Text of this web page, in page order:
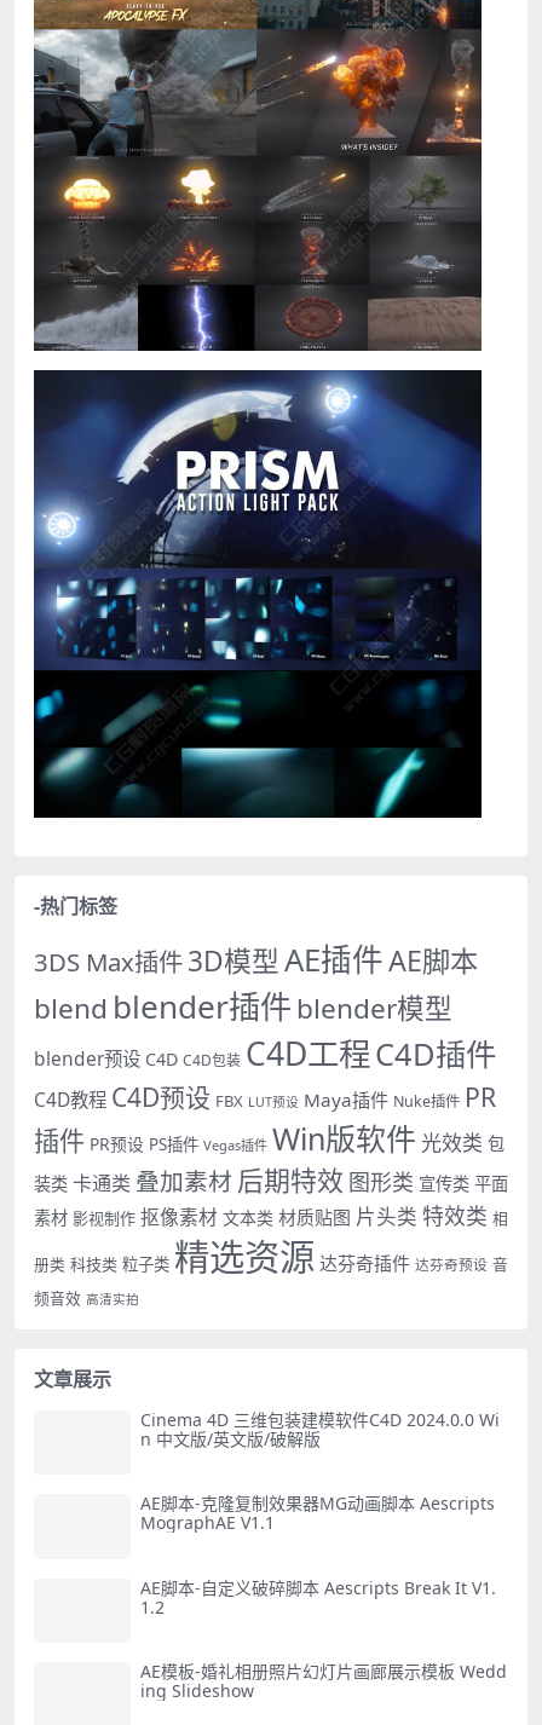
-热门标签
3DS Max插件3D模型AE插件AE脚本
blend blender插件 blender模型
blender预设 C4D C4D包装 C4D工程C4D插件
C4D教程 C4D预设 FBX LUT预设 Maya插件 Nuke插件 PR
插件 PR预设 PS插件 Vegas插件 Win版软件 光效类 包
装类 卡通类 叠加素材 后期特效 图形类 宣传类 平面
素材 影视制作 抠像素材 文本类 材质贴图 片头类 特效类 相
册类 科技类 粒子类 精选资源 达芬奇插件 达芬奇预设 音
频音效 高清实拍
文章展示
Cinema 4D 三维包装建模软件C4D 2024.0.0 Wi
n 中文版/英文版/破解版
AE脚本-克隆复制效果器MG动画脚本 Aescripts
MographAE V1.1
AE脚本-自定义破碎脚本 Aescripts Break It V1.
1.2
AE模板-婚礼相册照片幻灯片画廊展示模板 Wedd
ing Slideshow